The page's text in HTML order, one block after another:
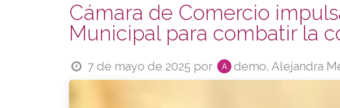
Cámara de Comercio
Municipal para combatir la
7 de mayo de 2025 por demo, Alejandra